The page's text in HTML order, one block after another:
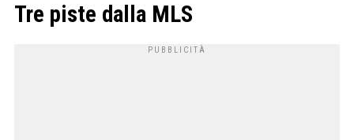
Tre piste dalla MLS